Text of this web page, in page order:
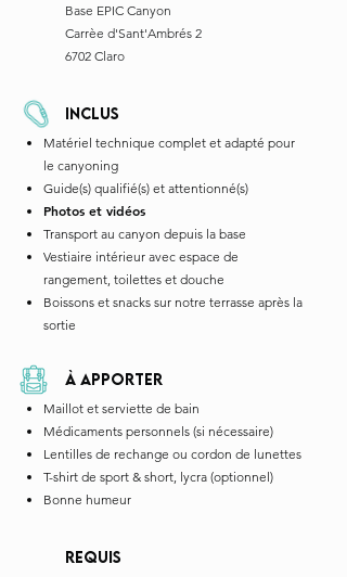
Base EPIC Canyon
Carrèe d'Sant'Ambrés 2
6702 Claro
INCLUS
Matériel technique complet et adapté pour
le canyoning
Guide(s) qualifié(s) et attentionné(s)
Photos et vidéos
Transport au canyon depuis la base
Vestiaire intérieur avec espace de
rangement, toilettes et douche
Boissons et snacks sur notre terrasse après la
sortie
à APPORTER
Maillot et serviette de bain
Médicaments personnels (si nécessaire)
Lentilles de rechange ou cordon de lunettes
T-shirt de sport & short, lycra (optionnel)
Bonne humeur
REQUIS